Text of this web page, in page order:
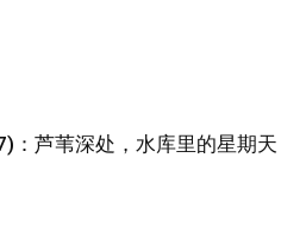
：芦苇深处，水库里的星期天